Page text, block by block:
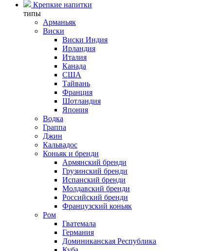
Крепкие напитки
типы
Арманьяк
Виски
Виски Индия
Ирландия
Италия
Канада
США
Тайвань
Франция
Шотландия
Япония
Водка
Граппа
Джин
Кальвадос
Коньяк и бренди
Армянский бренди
Грузинский бренди
Испанский бренди
Молдавский бренди
Российский бренди
Французский коньяк
Ром
Гватемала
Германия
Доминиканская Республика